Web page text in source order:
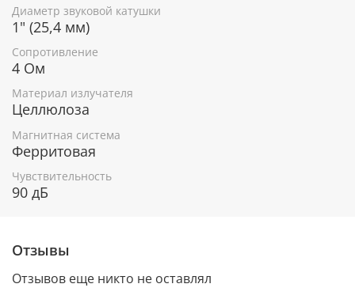
Диаметр звуковой катушки
1" (25,4 мм)
Сопротивление
4 Ом
Материал излучателя
Целлюлоза
Магнитная система
Ферритовая
Чувствительность
90 дБ
Отзывы
Отзывов еще никто не оставлял